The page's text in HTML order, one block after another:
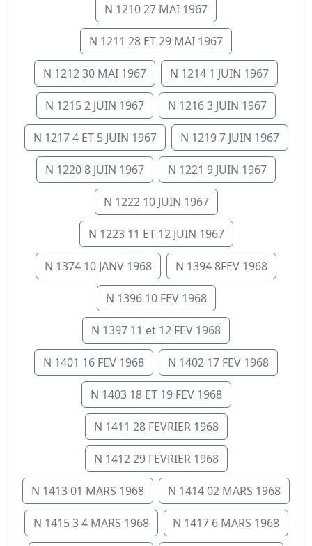
N 1210 27 MAI 1967
N 1211 28 ET 29 MAI 1967
N 1212 30 MAI 1967 N 1214 1 JUIN 1967
N 1215 2 JUIN 1967 N 1216 3 JUIN 1967
N 1217 4 ET 5 JUIN 1967 N 1219 7 JUIN 1967
N 1220 8 JUIN 1967 N 1221 9 JUIN 1967
N 1222 10 JUIN 1967
N 1223 11 ET 12 JUIN 1967
N 1374 10 JANV 1968 N 1394 8FEV 1968
N 1396 10 FEV 1968
N 1397 11 et 12 FEV 1968
N 1401 16 FEV 1968 N 1402 17 FEV 1968
N 1403 18 ET 19 FEV 1968
N 1411 28 FEVRIER 1968
N 1412 29 FEVRIER 1968
N 1413 01 MARS 1968 N 1414 02 MARS 1968
N 1415 3 4 MARS 1968 N 1417 6 MARS 1968